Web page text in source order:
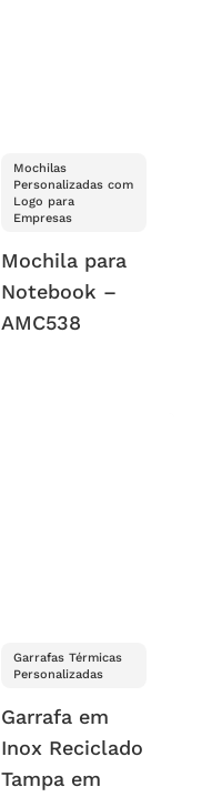
Mochilas
Personalizadas com
Logo para
Empresas
Mochila para
Notebook –
AMC538
Garrafas Térmicas
Personalizadas
Garrafa em
Inox Reciclado
Tampa em